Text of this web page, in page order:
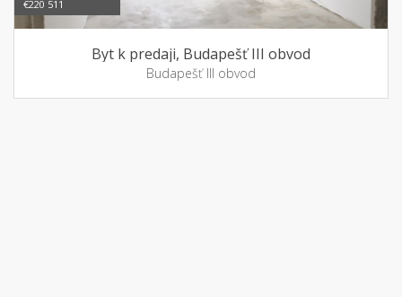
€220 511
Byt k predaji, Budapešť III obvod
Budapešť III obvod